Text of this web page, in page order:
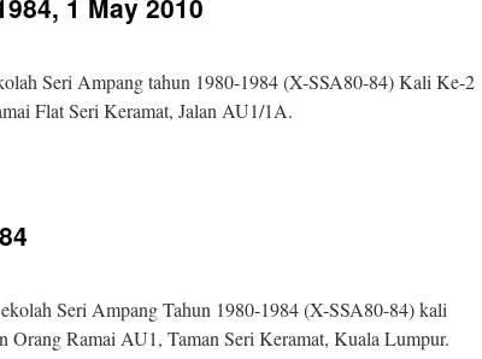
1 May 2010
Seri Ampang tahun 1980-1984 (X-SSA80-84) Kali Ke-2
Flat Seri Keramat, Jalan AU1/1A.
Seri Ampang Tahun 1980-1984 (X-SSA80-84) kali
Orang Ramai AU1, Taman Seri Keramat, Kuala Lumpur.